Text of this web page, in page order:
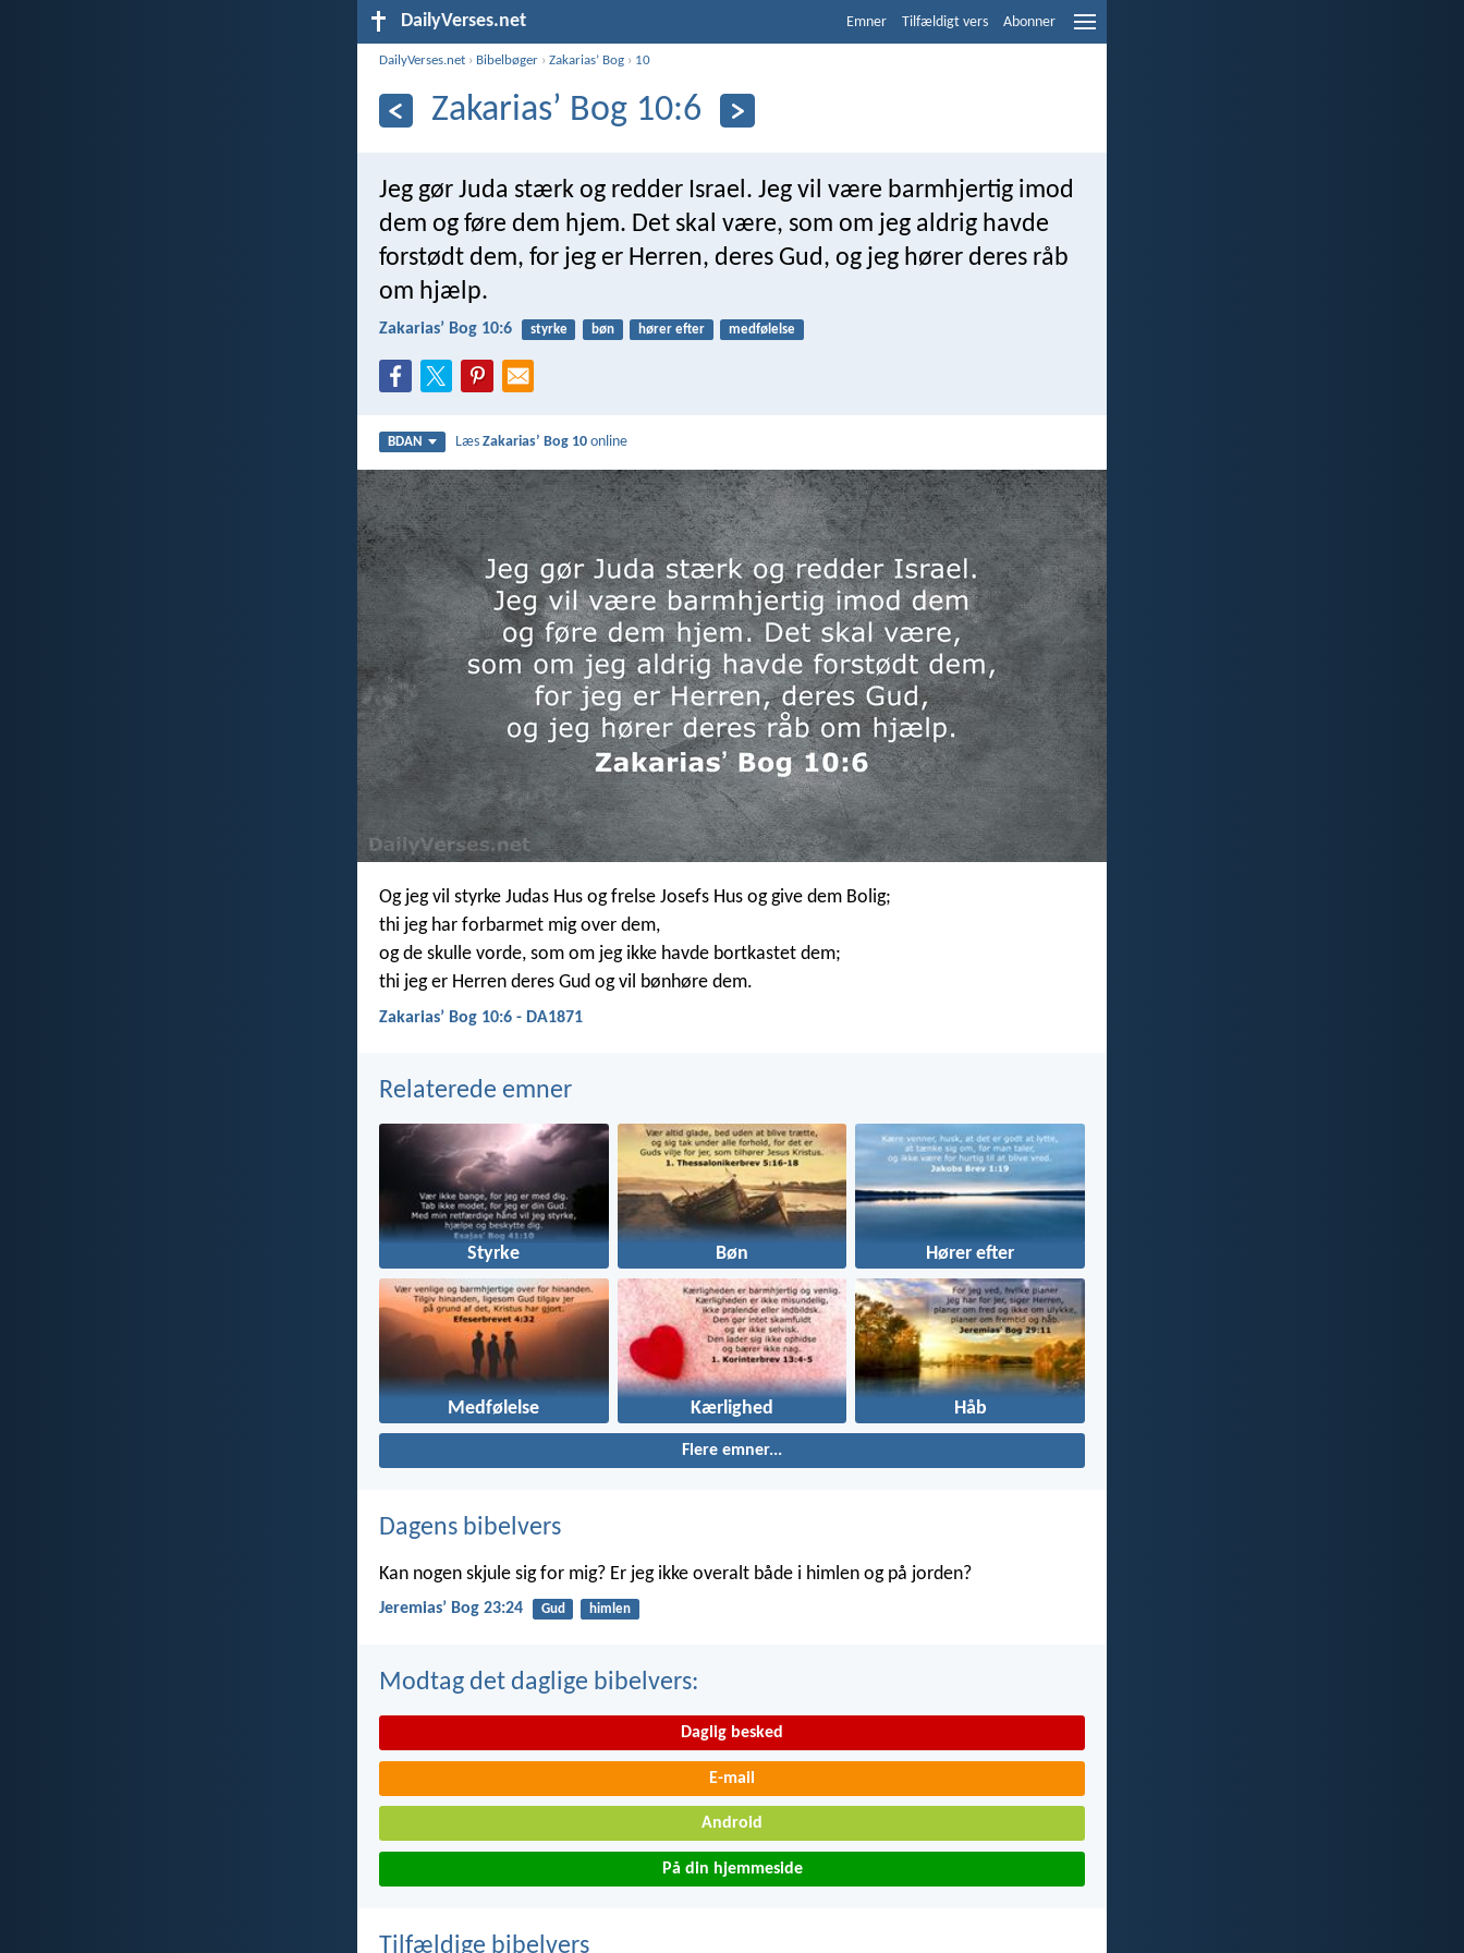
DailyVerses.net Emner Tilfældigt vers Abonner
DailyVerses.net › Bibelbøger ›Zakariasʼ Bog › 10
Zakariasʼ Bog 10:6
Jeg gør Juda stærk og redder Israel. Jeg vil være barmhjertig imod
dem og føre dem hjem. Det skal være, som om jeg aldrig havde
forstødt dem, for jeg er Herren, deres Gud, og jeg hører deres råb
om hjælp.
Zakariasʼ Bog 10:6 styrke bøn hører efter medfølelse
BDAN LæsZakariasʼ Bog 10 online
Og jeg vil styrke Judas Hus og frelse Josefs Hus og give dem Bolig;
thi jeg har forbarmet mig over dem,
og de skulle vorde, som om jeg ikke havde bortkastet dem;
thi jeg er Herren deres Gud og vil bønhøre dem.
Zakariasʼ Bog 10:6 - DA1871
Relaterede emner
Styrke Bøn Hører efter
Medfølelse Kærlighed Håb
Flere emner...
Dagens bibelvers
Kan nogen skjule sig for mig? Er jeg ikke overalt både i himlen og på jorden?
Jeremiasʼ Bog 23:24 Gud himlen
Modtag det daglige bibelvers:
Daglig besked
E-mail
Android
På din hjemmeside
Tilfældige bibelvers